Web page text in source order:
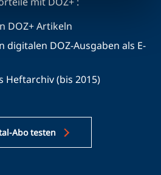
DOZ+ Artikeln
digitalen DOZ-Ausgaben als E-
Heftarchiv (bis 2015)
Abo testen